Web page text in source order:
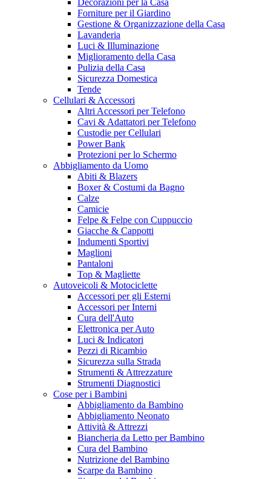
Decorazioni per la Casa
Forniture per il Giardino
Gestione & Organizzazione della Casa
Lavanderia
Luci & Illuminazione
Miglioramento della Casa
Pulizia della Casa
Sicurezza Domestica
Tende
Cellulari & Accessori
Altri Accessori per Telefono
Cavi & Adattatori per Telefono
Custodie per Cellulari
Power Bank
Protezioni per lo Schermo
Abbigliamento da Uomo
Abiti & Blazers
Boxer & Costumi da Bagno
Calze
Camicie
Felpe & Felpe con Cuppuccio
Giacche & Cappotti
Indumenti Sportivi
Maglioni
Pantaloni
Top & Magliette
Autoveicoli & Motociclette
Accessori per gli Esterni
Accessori per Interni
Cura dell'Auto
Elettronica per Auto
Luci & Indicatori
Pezzi di Ricambio
Sicurezza sulla Strada
Strumenti & Attrezzature
Strumenti Diagnostici
Cose per i Bambini
Abbigliamento da Bambino
Abbigliamento Neonato
Attività & Attrezzi
Biancheria da Letto per Bambino
Cura del Bambino
Nutrizione del Bambino
Scarpe da Bambino